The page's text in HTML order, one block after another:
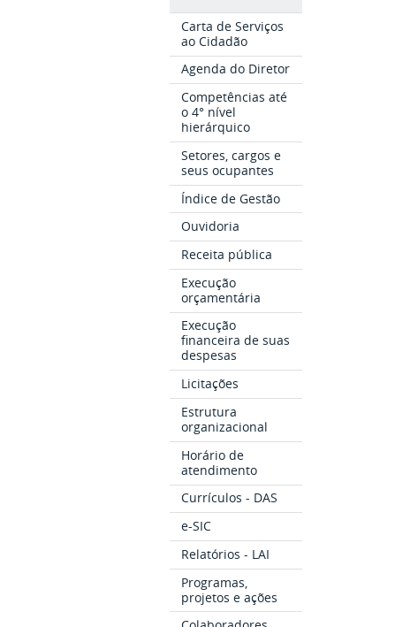
Carta de Serviços
ao Cidadão
Agenda do Diretor
Competências até
o 4° nível
hierárquico
Setores, cargos e
seus ocupantes
Índice de Gestão
Ouvidoria
Receita pública
Execução
orçamentária
Execução
financeira de suas
despesas
Licitações
Estrutura
organizacional
Horário de
atendimento
Currículos - DAS
e-SIC
Relatórios - LAI
Programas,
projetos e ações